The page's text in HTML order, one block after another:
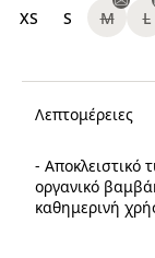
XS S M L
Λεπτομέρειες
- Αποκλειστικό
οργανικό
καθημερινή